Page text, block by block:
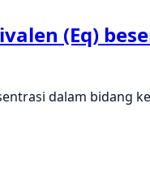
(Eq)
dalam